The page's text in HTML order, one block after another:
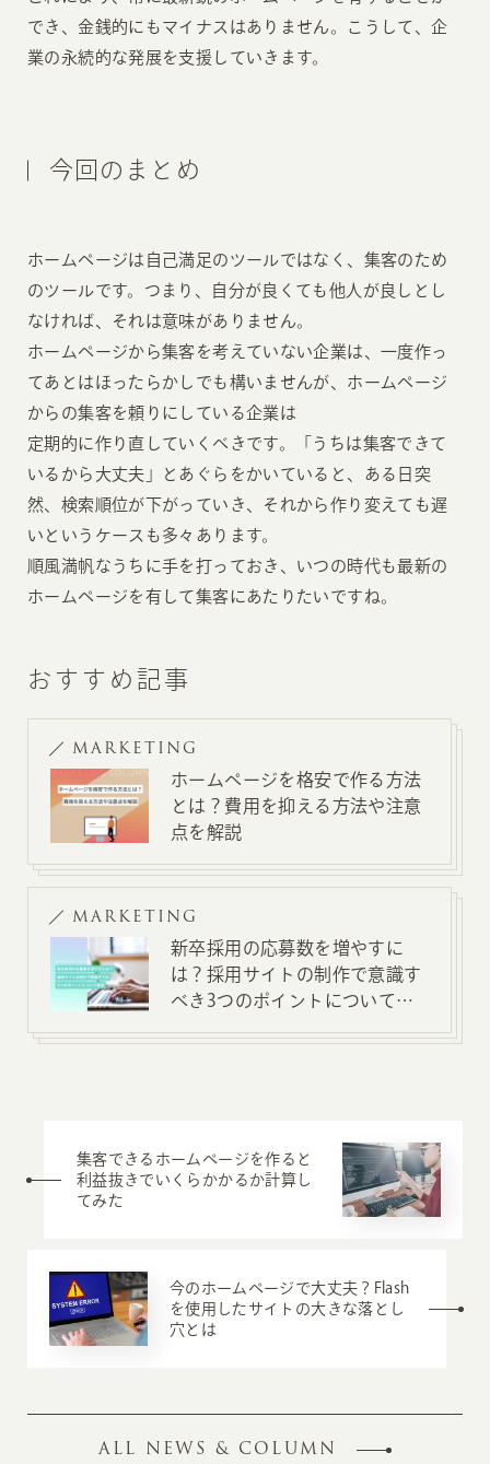
でき、金銭的にもマイナスはありません。こうして、企
業の永続的な発展を支援していきます。
今回のまとめ
ホームページは自己満足のツールではなく、集客のため
のツールです。つまり、自分が良くても他人が良しとし
なければ、それは意味がありません。
ホームページから集客を考えていない企業は、一度作っ
てあとはほったらかしでも構いませんが、ホームページ
からの集客を頼りにしている企業は
定期的に作り直していくべきです。「うちは集客できて
いるから大丈夫」とあぐらをかいていると、ある日突
然、検索順位が下がっていき、それから作り変えても遅
いというケースも多々あります。
順風満帆なうちに手を打っておき、いつの時代も最新の
ホームページを有して集客にあたりたいですね。
おすすめ記事
MARKETING
ホームページを格安で作る方法
とは？費用を抑える方法や注意
点を解説
MARKETING
新卒採用の応募数を増やすに
は？採用サイトの制作で意識す
べき3つのポイントについて解
集客できるホームページを作ると
利益抜きでいくらかかるか計算し
てみた
今のホームページで大丈夫？Flash
を使用したサイトの大きな落とし
穴とは
ALL NEWS & COLUMN